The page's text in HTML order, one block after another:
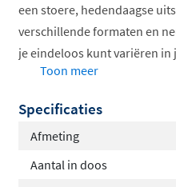
een stoere, hedendaagse
verschillende formaten en
je eindeloos kunt variëren in
Vorstbestendig en
Geschikt voor
Toon meer
Specificaties
Afmeting
Aantal in doos